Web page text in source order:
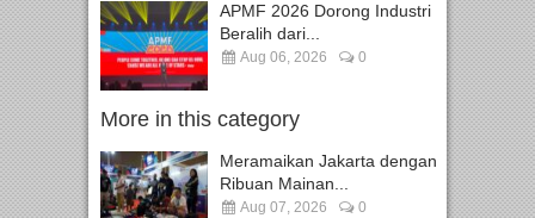
APMF 2026 Dorong Industri
Beralih dari...
Aug 06, 2026 0
More in this category
Meramaikan Jakarta dengan
Ribuan Mainan...
Aug 07, 2026 0